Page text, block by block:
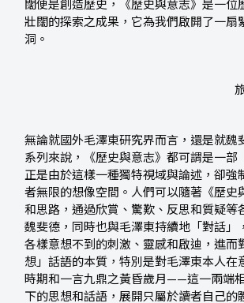
闊便是創造歷史，《歷史與意志》是一位
壯闊的探索之成果，它為我們啟開了一扇
洞。
無論就國外毛澤東研究界而言，還是就魏
系列來說，《歷史與意志》都可謂是一部
正是由於這樣一種獨特視域與論述，卻強
者無限的想像空間。人們可以隨著《歷史
和思路，通過欣賞、驚歎、反思和質疑等
魏斐德，同時也與毛澤東持續地「對話」
各樣意想不到的刺激、靈感和啟迪，進而
想」話語的本質，特別是對毛澤東本人在
時期和一言九鼎之黃昏歲月——這一兩端
下的思想和話語，展開只屬於讀者自己的